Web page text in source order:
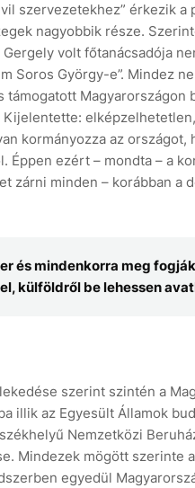
szervezetekhez” érkezik
nagyobbik része.
volt főtanácsadója
Soros György-e”. Mindez
támogatott
Kijelentette:
kormányozza az
Éppen ezért – mondta – a
zárni minden – korábban a
és mindenkorra meg
külföldről be lehessen
szerint szintén a
illik az Egyesült Államok
Nemzetközi
Mindezek mögött szerinte
egyedül